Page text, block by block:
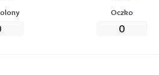
Oczko
0